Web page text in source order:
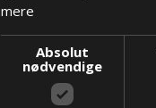
mere
Absolut
nødvendige